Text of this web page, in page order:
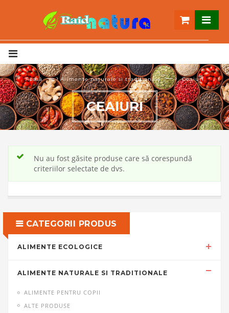
Acasă — ›Alimente naturale si traditionale — › Ceaiuri
CEAIURI
Nu au fost găsite produse care să corespundă
criteriilor selectate de dvs.
CATEGORII PRODUS
ALIMENTE ECOLOGICE
ALIMENTE NATURALE SI TRADITIONALE
ALIMENTE PENTRU COPII
ALTE PRODUSE